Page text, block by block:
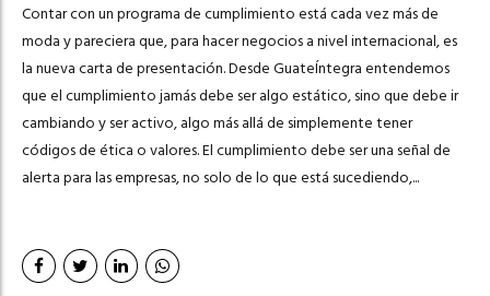
Contar con un programa de cumplimiento está cada vez más de
moda y pareciera que, para hacer negocios a nivel internacional, es
la nueva carta de presentación. Desde GuateÍntegra entendemos
que el cumplimiento jamás debe ser algo estático, sino que debe ir
cambiando y ser activo, algo más allá de simplemente tener
códigos de ética o valores. El cumplimiento debe ser una señal de
alerta para las empresas, no solo de lo que está sucediendo,...